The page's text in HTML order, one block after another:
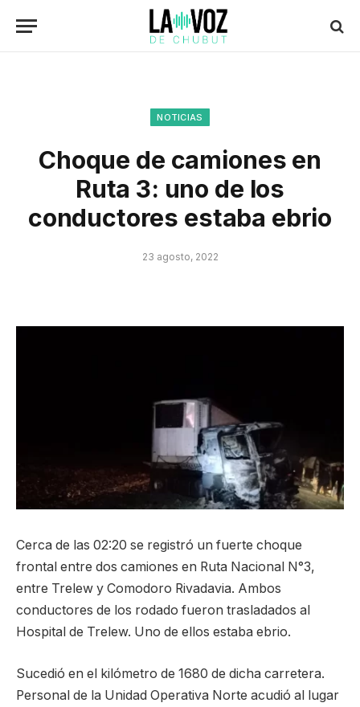
NOTICIAS
Choque de camiones en
Ruta 3: uno de los
conductores estaba ebrio
23 agosto, 2022
Cerca de las 02:20 se registró un fuerte choque
frontal entre dos camiones en Ruta Nacional N°3,
entre Trelew y Comodoro Rivadavia. Ambos
conductores de los rodado fueron trasladados al
Hospital de Trelew. Uno de ellos estaba ebrio.
Sucedió en el kilómetro de 1680 de dicha carretera.
Personal de la Unidad Operativa Norte acudió al lugar